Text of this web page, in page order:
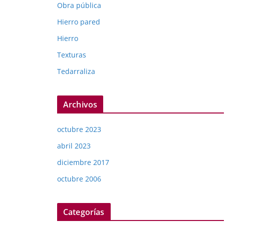
Obra pública
Hierro pared
Hierro
Texturas
Tedarraliza
Archivos
octubre 2023
abril 2023
diciembre 2017
octubre 2006
Categorías